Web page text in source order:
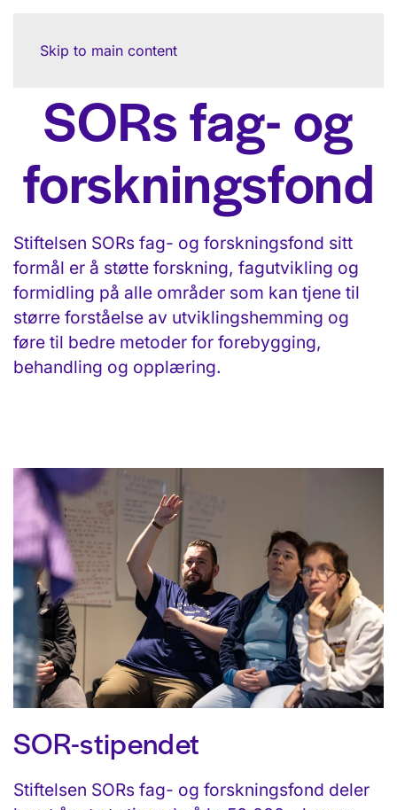
Skip to main content
SORs fag- og
forskningsfond
Stiftelsen SORs fag- og forskningsfond sitt
formål er å støtte forskning, fagutvikling og
formidling på alle områder som kan tjene til
større forståelse av utviklingshemming og
føre til bedre metoder for forebygging,
behandling og opplæring.
SOR-stipendet
Stiftelsen SORs fag- og forskningsfond deler